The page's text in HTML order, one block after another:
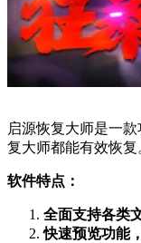
启源恢复大师是一
复大师都能有效恢
软件特点：
全面支持各类
快速预览功能